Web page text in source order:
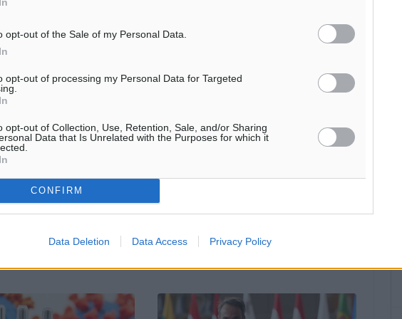
opt-out of the Sale of my Personal Data.
opt-out of processing my Personal Data for Targeted
opt-out of Collection, Use, Retention, Sale, and/or Sharing
Data that Is Unrelated with the Purposes for which it
CONFIRM
Data Deletion Data Access Privacy Policy
νέα κρούσματα και 63
749 οι διασωληνωμένοι
νόσου που
τις τελευταίες 24 ώρες
των οποίων 7
κατόπιν ελέγχων στις
της ...
Kορωνοϊος 7.5.2021: 5 νέα κρούσματα
Τα νέα εργαστηριακά επιβεβαιωμένα
καταγράφηκαν τις τελευταίες 24 ώρες
εντοπίστηκαν κατόπιν ελέγχων στις
πύλες εισόδου της ...